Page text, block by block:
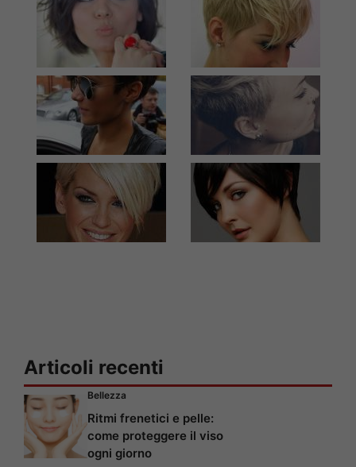
Articoli recenti
Bellezza
Ritmi frenetici e pelle:
come proteggere il viso
ogni giorno